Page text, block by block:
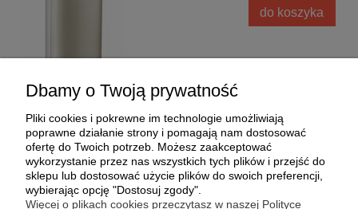
do koszyka
Warunki zakupów
Dbamy o Twoją prywatność
Pliki cookies i pokrewne im technologie umożliwiają
poprawne działanie strony i pomagają nam dostosować
ofertę do Twoich potrzeb. Możesz zaakceptować
wykorzystanie przez nas wszystkich tych plików i przejść do
sklepu lub dostosować użycie plików do swoich preferencji,
wybierając opcję "Dostosuj zgody".
Więcej o plikach cookies przeczytasz w naszej Polityce